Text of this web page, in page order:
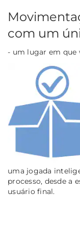
com um
- um lugar em que
uma jogada
processo, desde a
usuário final.